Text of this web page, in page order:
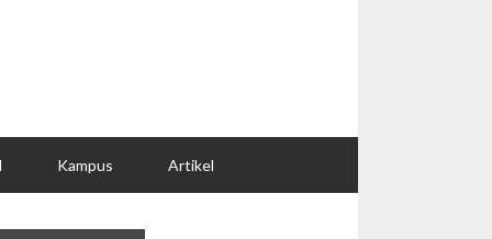
Kampus Artikel